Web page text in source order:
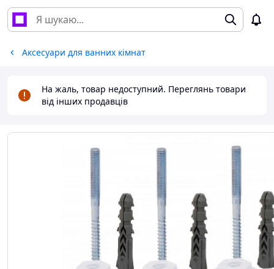
Аксесуари для ванних кімнат
На жаль, товар недоступний. Переглянь товари
від інших продавців